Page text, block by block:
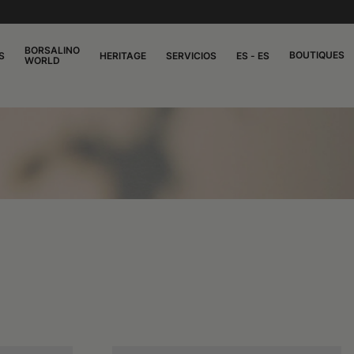
BORSALINO
WORLD
HERITAGE SERVICIOS ES - ES BOUTIQUES